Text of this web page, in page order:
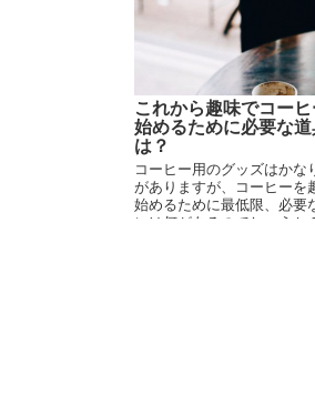
これから趣味でコーヒ
始めるために必要な道
は？
コーヒー用のグッズはかな
がありますが、コーヒーを
始めるために最低限、必要
には何があるのでしょうか